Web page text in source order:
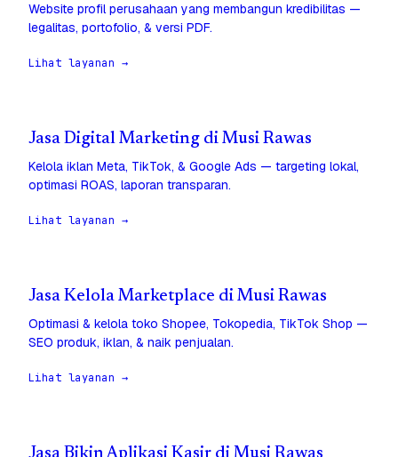
Website profil perusahaan yang membangun kredibilitas —
legalitas, portofolio, & versi PDF.
Lihat layanan →
Jasa Digital Marketing di Musi Rawas
Kelola iklan Meta, TikTok, & Google Ads — targeting lokal,
optimasi ROAS, laporan transparan.
Lihat layanan →
Jasa Kelola Marketplace di Musi Rawas
Optimasi & kelola toko Shopee, Tokopedia, TikTok Shop —
SEO produk, iklan, & naik penjualan.
Lihat layanan →